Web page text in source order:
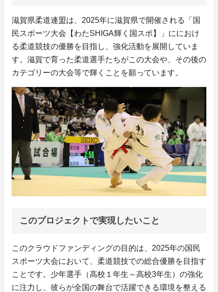
滋賀県柔道連盟は、2025年に滋賀県で開催される「国
民スポーツ大会【わたSHIGA輝く国スポ】」ににおけ
る柔道競技の優勝を目指し、強化活動を展開していま
す。滋賀で育った柔道選手たちがこの大会や、その後の
カテゴリーの大会等で輝くことを願っています。
このプロジェクトで実現したいこと
このクラウドファンディングの目的は、2025年の国民
スポーツ大会において、柔道競技での総合優勝を目指す
ことです。少年選手（高校１年生～高校3年生）の強化
に注力し、彼らが全国の舞台で活躍できる環境を整える